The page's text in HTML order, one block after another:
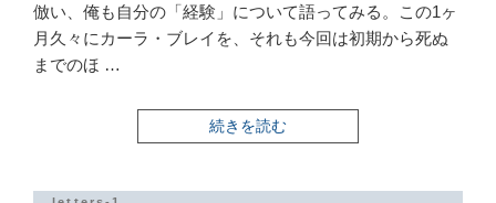
倣い、俺も自分の「経験」について語ってみる。この1ヶ
月久々にカーラ・ブレイを、それも今回は初期から死ぬ
までのほ …
“騒
音
続きを読む